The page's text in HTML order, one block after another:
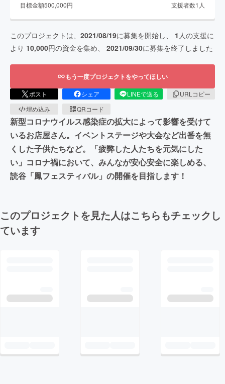
目標金額500,000円 支援者数1 人
このプロジェクトは、 2021/08/19に募集を開始し、 1 人の支援に
より 10,000円の資金を集め、 2021/09/30に募集を終了しました
もう一度プロジェクトをやってほしい
ポスト シェア LINEで送る
URLコピー
埋め込み
QRコード
新型コロナウイルス感染症の拡大によって影響を受けて
いるお店屋さん。イベントステージや大会など出番を無
くした子供たちなど。「疲弊した人たちを元気にした
い」コロナ禍において、みんなが安心安全に楽しめる、
読谷「鳳フェスティバル」の開催を目指します！
このプロジェクトを見た人はこちらもチェックし
ています